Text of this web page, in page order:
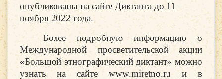
опубликованы на сайте Диктанта до 11
ноября 2022 года.
Более подробную информацию о
Международной просветительской акции
«Большой этнографический диктант» можно
узнать на сайте www.miretno.ru и в